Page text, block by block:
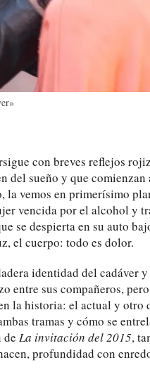
con breves reflejos
del sueño y que comienzan
la vemos en primerísimo
vencida por el alcohol y
se despierta en su auto
el cuerpo: todo es dolor.
identidad del cadáver
entre sus compañeros,
la historia: el actual y otro
tramas y cómo se
La invitación del 2015,
profundidad con